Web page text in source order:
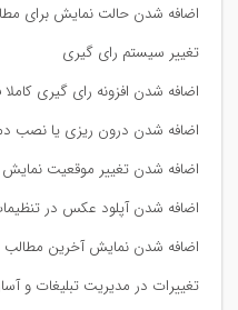
اضافه شدن حالت نمایش برای
تغییر سیستم رای گیری
اضافه شدن افزونه رای گیری
اضافه شدن درون ریزی یا نصب
اضافه شدن تغییر موقعیت نمایش
اضافه شدن آپلود عکس در
اضافه شدن نمایش آخرین مطالب
تغییرات در مدیریت تبلیغات و